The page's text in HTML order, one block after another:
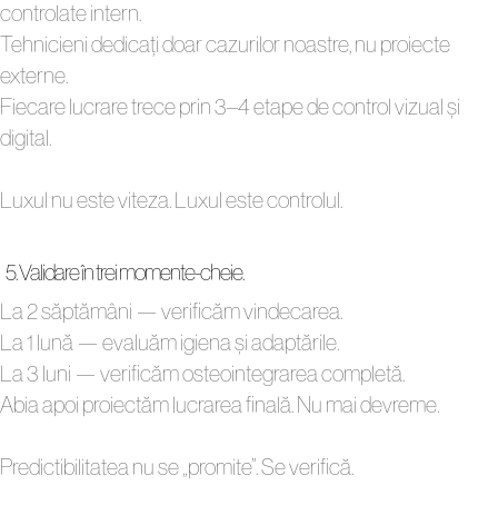
controlate intern.
Tehnicieni dedicați doar cazurilor noastre, nu proiecte
externe.
Fiecare lucrare trece prin 3–4 etape de control vizual și
digital.
Luxul nu este viteza. Luxul este controlul.
5. Validare în trei momente-cheie.
La 2 săptămâni — verificăm vindecarea.
La 1 lună — evaluăm igiena și adaptările.
La 3 luni — verificăm osteointegrarea completă.
Abia apoi proiectăm lucrarea finală. Nu mai devreme.
Predictibilitatea nu se „promite”. Se verifică.